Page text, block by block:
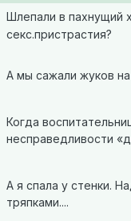
Шлепали в пахнущий
секс.пристрастия?
А мы сажали жуков
Когда
несправедливости
А я спала у стенки.
тряпками....